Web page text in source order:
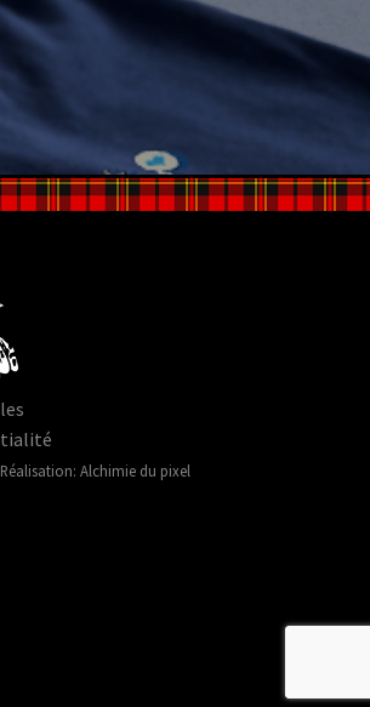
Réalisation: Alchimie du pixel